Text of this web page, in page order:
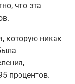
что эта
которую никак
процентов.